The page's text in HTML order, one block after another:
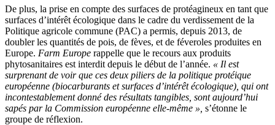
De plus, la prise en compte des surfaces de protéagineux en tant que
surfaces d’intérêt écologique dans le cadre du verdissement de la
Politique agricole commune (PAC) a permis, depuis 2013, de
doubler les quantités de pois, de fèves, et de féveroles produites en
Europe. Farm Europe rappelle que le recours aux produits
phytosanitaires est interdit depuis le début de l’année. « Il est
surprenant de voir que ces deux piliers de la politique protéique
européenne (biocarburants et surfaces d’intérêt écologique), qui ont
incontestablement donné des résultats tangibles, sont aujourd’hui
sapés par la Commission européenne elle-même », s’étonne le
groupe de réflexion.